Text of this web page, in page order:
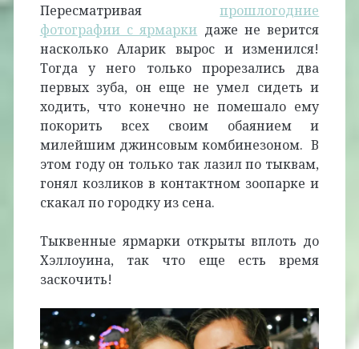
Пересматриваяпрошлогодние
фотографии с ярмарки даже не верится
насколько Аларик вырос и изменился!
Тогда у него только прорезались два
первых зуба, он еще не умел сидеть и
ходить, что конечно не помешало ему
покорить всех своим обаянием и
милейшим джинсовым комбинезоном. В
этом году он только так лазил по тыквам,
гонял козликов в контактном зоопарке и
скакал по городку из сена.
Тыквенные ярмарки открыты вплоть до
Хэллоуина, так что еще есть время
заскочить!